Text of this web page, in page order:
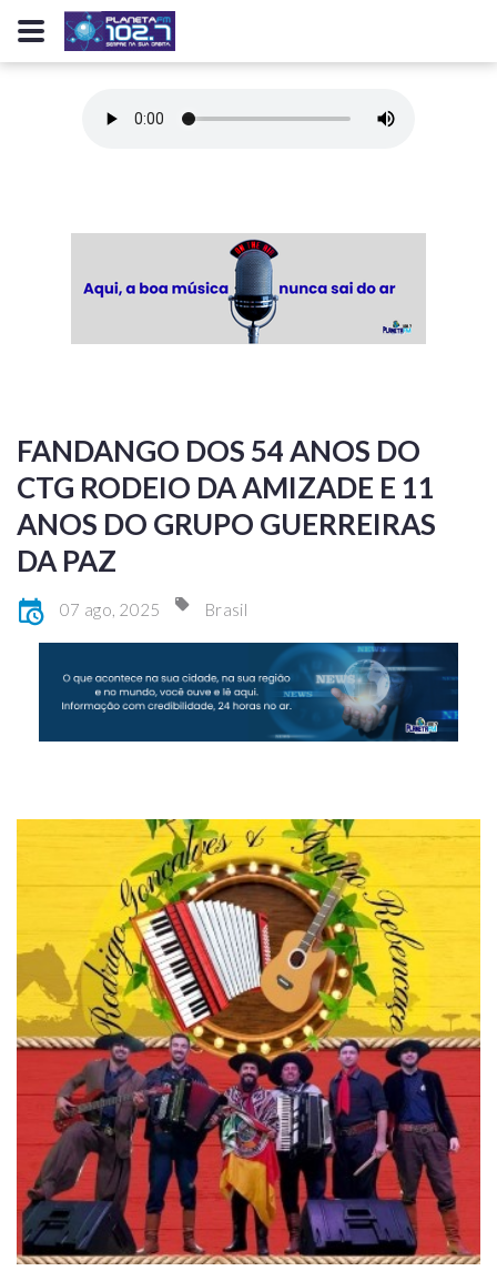
FANDANGO DOS 54 ANOS DO
CTG RODEIO DA AMIZADE E 11
ANOS DO GRUPO GUERREIRAS
DA PAZ
07 ago, 2025 Brasil